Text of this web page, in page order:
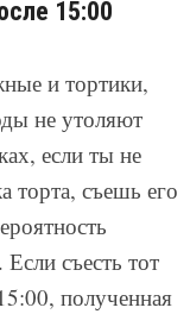
15:00
и тортики,
не утоляют
если ты не
торта, съешь его
съесть тот
полученная